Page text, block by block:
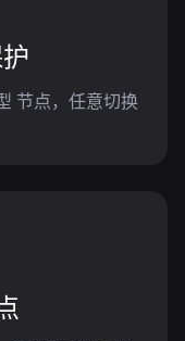
节点，任意切换